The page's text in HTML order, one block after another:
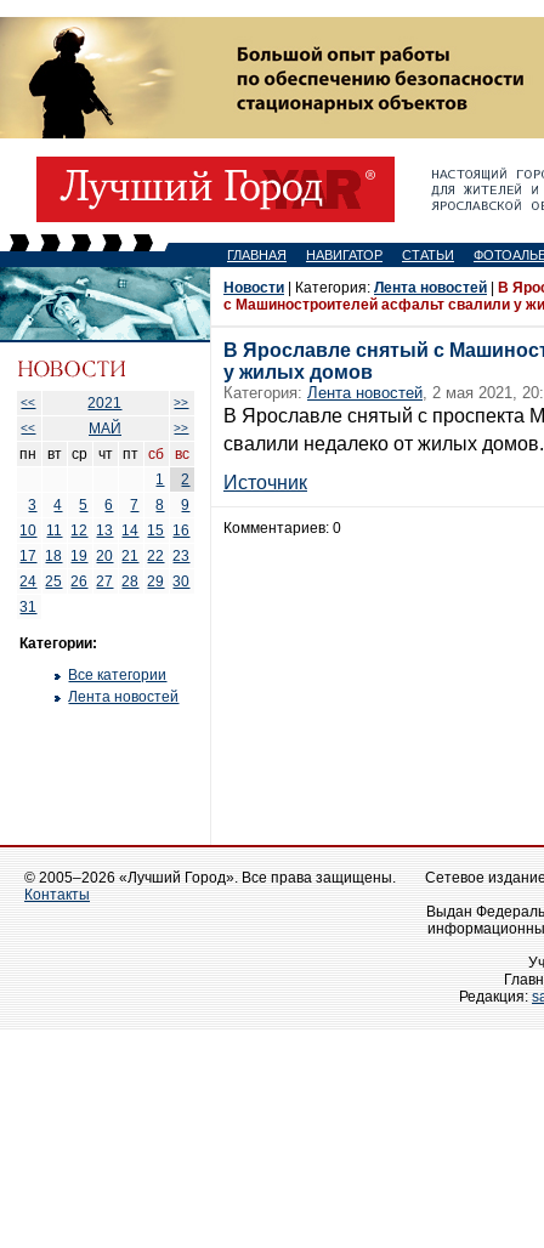
ГЛАВНАЯ НАВИГАТОР СТАТЬИ
<< 2021
>>
<<
МАЙ >>
пн вт ср чт пт сб
вс
1
2
3
4 5 6 7 8
9
10
11 12 13 14 15 16
17
18 19 20 21 22
23
24 25 26 27 28 29 30
31
Категории:
Все категории
Лента новостей
Новости | Категория: Лента новостей
В
с Машиностроителей асфальт свалили у
В Ярославле снятый с
у жилых домов
Категория: Лента новостей, 2 мая 2021,
В Ярославле снятый с проспекта
свалили недалеко от жилых домов.
Источник
Комментариев: 0
© 2005–2026 «Лучший Город». Все права защищены.
Контакты
Сетевое
Выдан
Редакция: